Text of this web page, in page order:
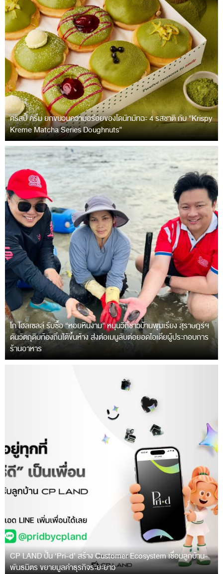
คริสปี้ ครีม ยกขบวนความอร่อยของโดนัทมัทฉะ 4 รสชาติ กับ “Krispy
Kreme Matcha Series Doughnuts”
โก โฮลเซลล์ รับซื้อ “หอยหินงาม” หนุนวิถีชาวบ้านพุมเรียง สุราษฎร์ฯ
ดันวัตถุดิบท้องถิ่นใต้ขึ้นห้าง ส่งต่อเมนูลับต่อยอดไอเดียผู้ประกอบการ
ร้านอาหาร
CP LAND ปั้น ‘Pri-d’ สร้าง Customer Ecosystem เชื่อมลูกบ้าน-
พันธมิตร ขยายมูลค่าธุรกิจระยะยาว